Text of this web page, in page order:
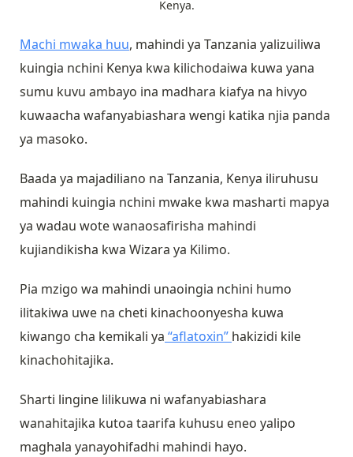
Kenya.
Machi mwaka huu, mahindi ya Tanzania yalizuiliwa
kuingia nchini Kenya kwa kilichodaiwa kuwa yana
sumu kuvu ambayo ina madhara kiafya na hivyo
kuwaacha wafanyabiashara wengi katika njia panda
ya masoko.
Baada ya majadiliano na Tanzania, Kenya iliruhusu
mahindi kuingia nchini mwake kwa masharti mapya
ya wadau wote wanaosafirisha mahindi
kujiandikisha kwa Wizara ya Kilimo.
Pia mzigo wa mahindi unaoingia nchini humo
ilitakiwa uwe na cheti kinachoonyesha kuwa
kiwango cha kemikali ya “aflatoxin” hakizidi kile
kinachohitajika.
Sharti lingine lilikuwa ni wafanyabiashara
wanahitajika kutoa taarifa kuhusu eneo yalipo
maghala yanayohifadhi mahindi hayo.